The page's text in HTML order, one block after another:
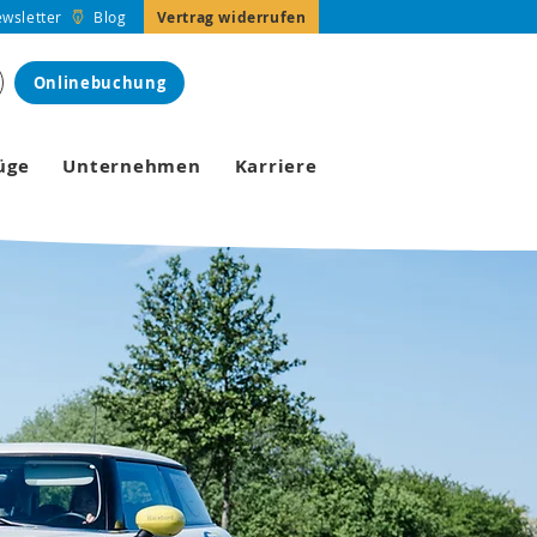
Blog Vertrag widerrufen
Onlinebuchung
Unternehmen Karriere